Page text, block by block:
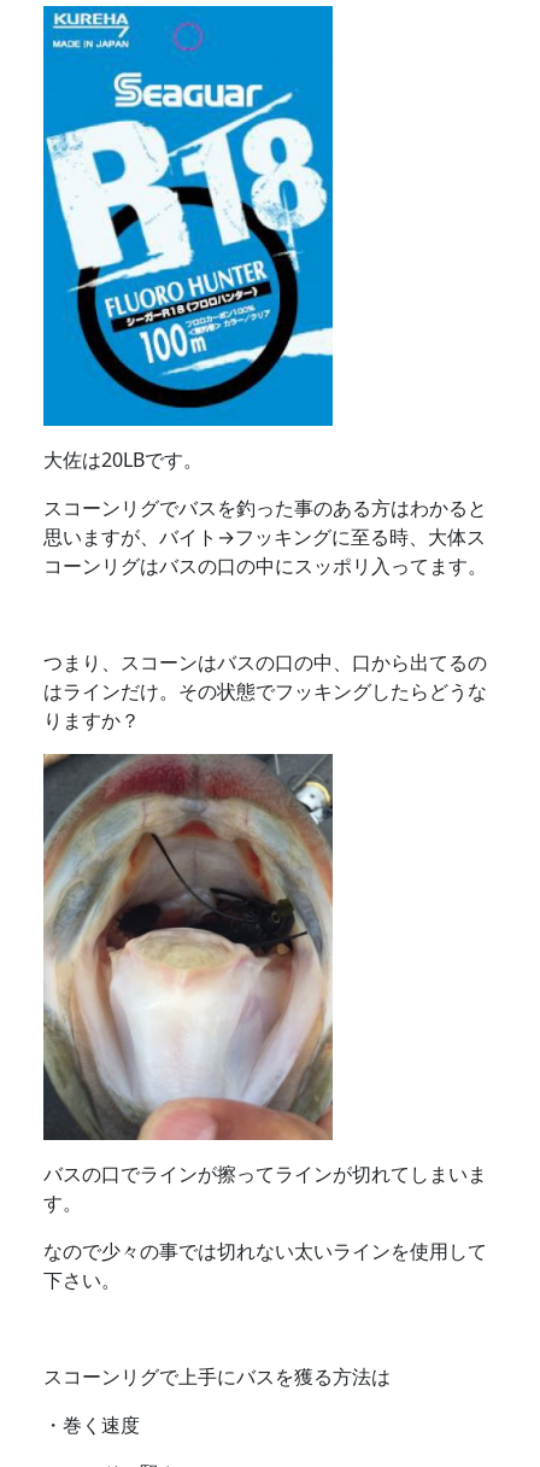
大佐は20LBです。
スコーンリグでバスを釣った事のある方はわかると
思いますが、バイト→フッキングに至る時、大体ス
コーンリグはバスの口の中にスッポリ入ってます。
つまり、スコーンはバスの口の中、口から出てるの
はラインだけ。その状態でフッキングしたらどうな
りますか？
バスの口でラインが擦ってラインが切れてしまいま
す。
なので少々の事では切れない太いラインを使用して
下さい。
スコーンリグで上手にバスを獲る方法は
・巻く速度